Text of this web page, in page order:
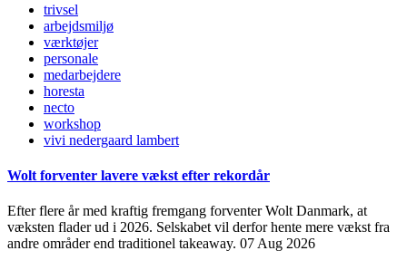
trivsel
arbejdsmiljø
værktøjer
personale
medarbejdere
horesta
necto
workshop
vivi nedergaard lambert
Wolt forventer lavere vækst efter rekordår
Efter flere år med kraftig fremgang forventer Wolt Danmark, at
væksten flader ud i 2026. Selskabet vil derfor hente mere vækst fra
andre områder end traditionel takeaway. 07 Aug 2026